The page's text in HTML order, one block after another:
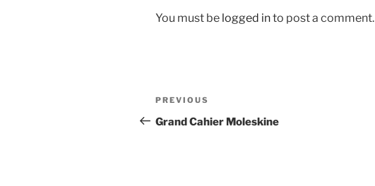
You must be logged into post a comment.
Post
navigation
Previous
Post
PREVIOUS
Grand Cahier Moleskine